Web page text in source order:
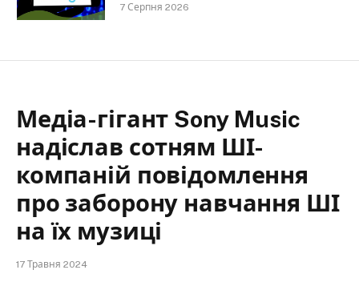
7 Серпня 2026
Медіа-гігант Sony Music
надіслав сотням ШІ-
компаній повідомлення
про заборону навчання ШІ
на їх музиці
17 Травня 2024